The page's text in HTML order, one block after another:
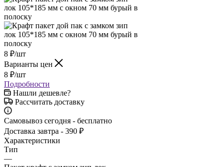
8 ₽/шт
Варианты цен
8 ₽/шт
Подробности
Нашли дешевле?
Рассчитать доставку
Самовывоз сегодня - бесплатно
Доставка завтра - 390 ₽
Характеристики
Тип
—